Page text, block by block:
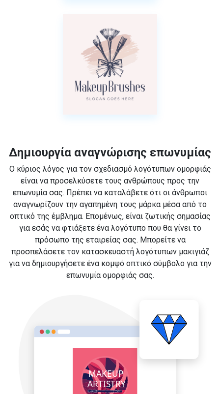
Δημιουργία αναγνώρισης επωνυμίας
Ο κύριος λόγος για τον σχεδιασμό λογότυπων ομορφιάς
είναι να προσελκύσετε τους ανθρώπους προς την
επωνυμία σας. Πρέπει να καταλάβετε ότι οι άνθρωποι
αναγνωρίζουν την αγαπημένη τους μάρκα μέσα από το
οπτικό της έμβλημα. Επομένως, είναι ζωτικής σημασίας
για εσάς να φτιάξετε ένα λογότυπο που θα γίνει το
πρόσωπο της εταιρείας σας. Μπορείτε να
προσπελάσετε τον κατασκευαστή λογότυπων μακιγιάζ
για να δημιουργήσετε ένα κομψό οπτικό σύμβολο για την
επωνυμία ομορφιάς σας.